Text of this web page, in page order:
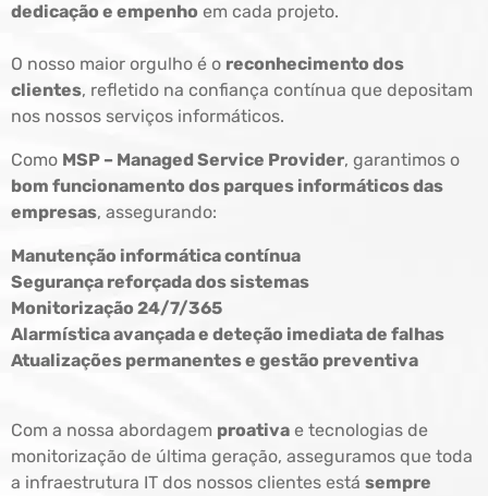
dedicação e empenho em cada projeto.
O nosso maior orgulho é o reconhecimento dos
clientes, refletido na confiança contínua que depositam
nos nossos serviços informáticos.
Como MSP – Managed Service Provider, garantimos o
bom funcionamento dos parques informáticos das
empresas, assegurando:
Manutenção informática contínua
Segurança reforçada dos sistemas
Monitorização 24/7/365
Alarmística avançada e deteção imediata de falhas
Atualizações permanentes e gestão preventiva
Com a nossa abordagem proativa e tecnologias de
monitorização de última geração, asseguramos que toda
a infraestrutura IT dos nossos clientes está sempre